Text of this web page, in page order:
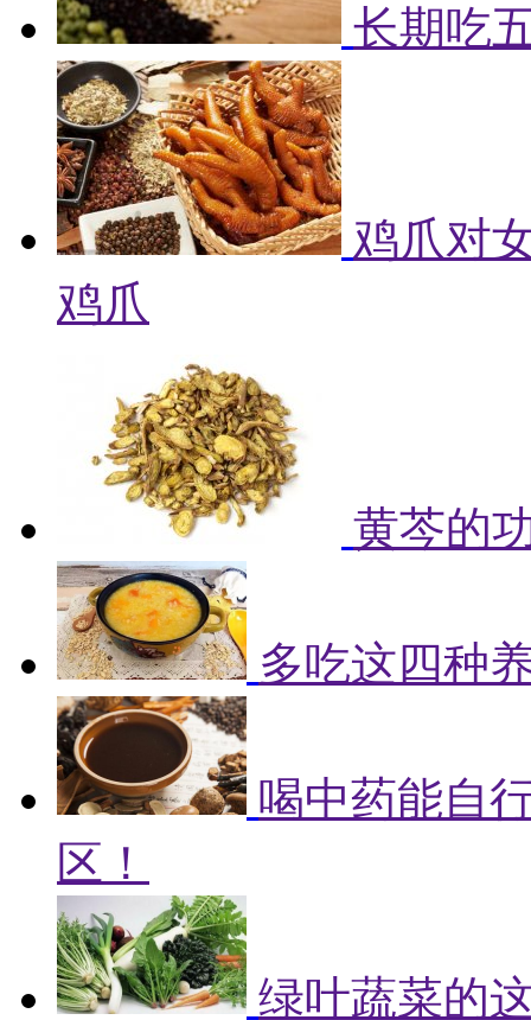
长期吃
鸡爪对
鸡爪
黄芩的
多吃这四种
喝中药能自
区！
绿叶蔬菜的